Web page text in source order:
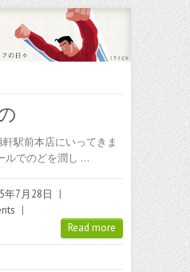
駅前本店にいってきま
ルでのどを潤し …
年7月28日
|
|
Read more